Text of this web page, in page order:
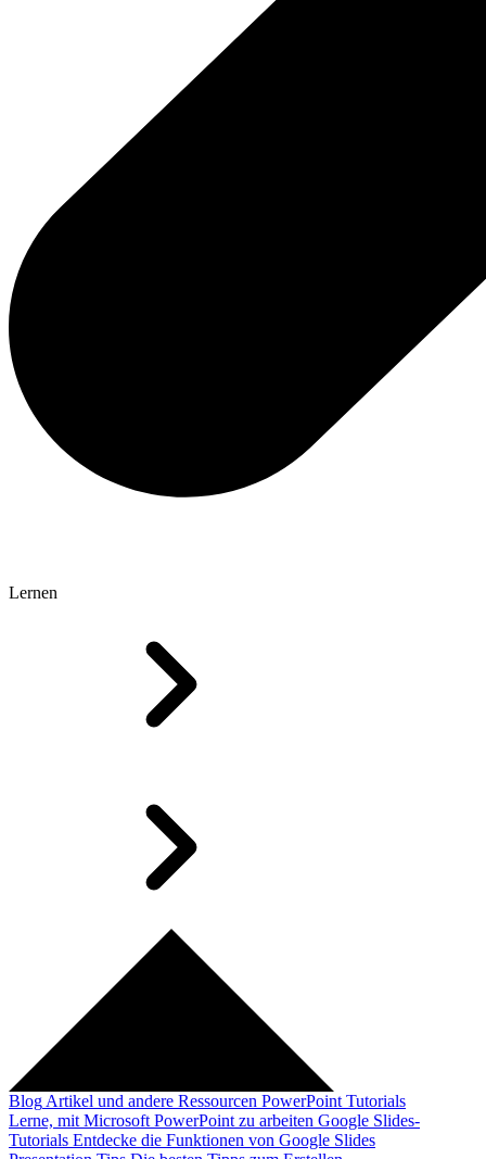
Lernen
Blog Artikel und andere Ressourcen PowerPoint Tutorials
Lerne, mit Microsoft PowerPoint zu arbeiten Google Slides-
Tutorials Entdecke die Funktionen von Google Slides